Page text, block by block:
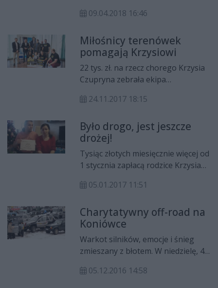
terenowego OTI Choinka 2017.
Krzysia Czupryna, który cierpi na
pęcherzykowe oddzielanie
naskórka.
09.04.2018 16:46
Miłośnicy terenówek
pomagają Krzysiowi
22 tys. zł. na rzecz chorego Krzysia
Czupryna zebrała ekipa
charytatywnego pikniku
czerwcu 2017 r. na Koniówce. Już w
grudniu rusza kolejna impreza i
kolejna szansa, by pomóc choremu
maluchowi. 10 grudnia startuje rajd
OTI dla Choinki "Jedziemy dla
Krzysia". Team 4x4 Radom dla
24.11.2017 18:15
Było drogo, jest jeszcze
drożej!
Tysiąc złotych miesięcznie więcej od
1 stycznia zapłacą rodzice Krzysia
opatrunki niezbędne do
dziecka. To efekt zmiany cen na
liście refundacyjnej leków. Rodzice
postanowili działać.
05.01.2017 11:51
Charytatywny off-road na
Koniówce
Warkot silników, emocje i śnieg
zmieszany z błotem. W niedzielę, 4
charytatywna jazda off-roadowa.
05.12.2016 14:58